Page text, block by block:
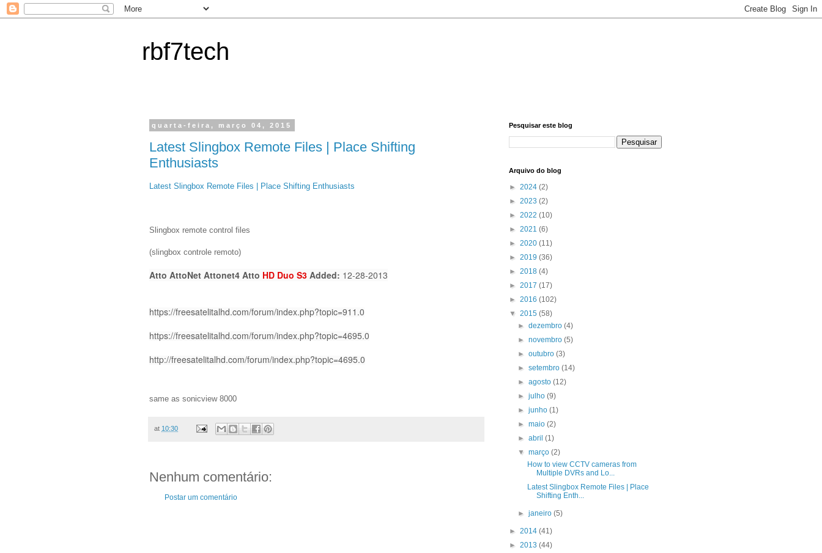
rbf7tech
quarta-feira, março 04, 2015
Latest Slingbox Remote Files | Place Shifting
Enthusiasts
Latest Slingbox Remote Files | Place Shifting Enthusiasts
Slingbox remote control files
(slingbox controle remoto)
Atto AttoNet Attonet4 Atto HD Duo S3 Added: 12-28-2013
https://freesatelitalhd.com/forum/index.php?topic=911.0
https://freesatelitalhd.com/forum/index.php?topic=4695.0
http://freesatelitalhd.com/forum/index.php?topic=4695.0
same as sonicview 8000
at 10:30
Nenhum comentário:
Postar um comentário
Pesquisar este blog
Arquivo do blog
► 2024 (2)
► 2023 (2)
► 2022 (10)
► 2021 (6)
► 2020 (11)
► 2019 (36)
► 2018 (4)
► 2017 (17)
► 2016 (102)
▼ 2015 (58)
►dezembro(4)
►novembro(5)
►outubro(3)
►setembro(14)
►agosto(12)
►julho(9)
►junho(1)
►maio(2)
►abril(1)
▼março(2)
How to view CCTV cameras from
Multiple DVRs and Lo...
Latest Slingbox Remote Files | Place
Shifting Enth...
►janeiro(5)
► 2014 (41)
► 2013 (44)